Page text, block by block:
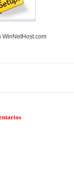
WinNetHost.com